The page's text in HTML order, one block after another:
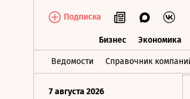
Подписка
Бизнес Экономика
Ведомости Справочник
Бизнес
7 августа 2026